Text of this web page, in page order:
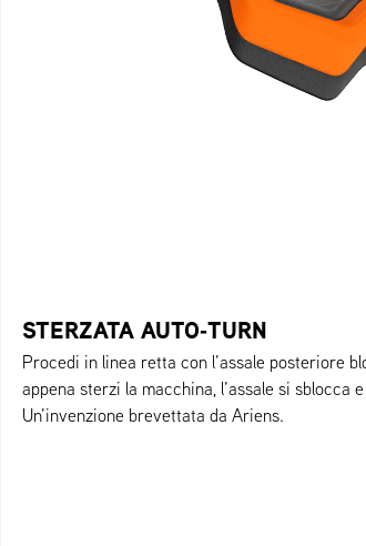
STERZATA AUTO‑TURN
Procedi in linea retta con l’assale posteriore
appena sterzi la macchina, l’assale si sblocca
Un’invenzione brevettata da Ariens.